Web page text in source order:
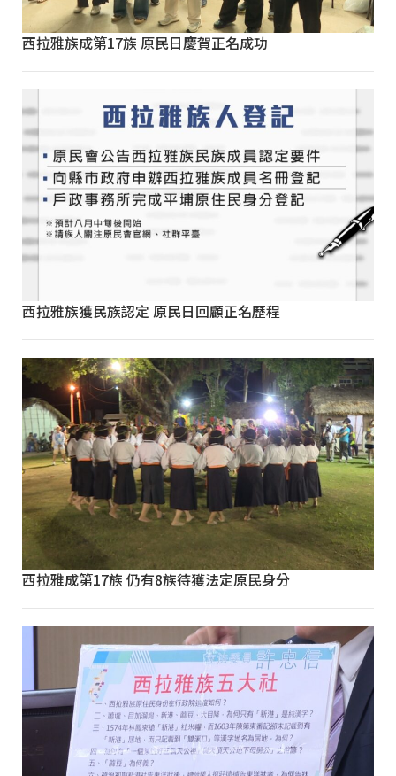
西拉雅族成第17族 原民日慶賀正名成功
西拉雅族獲民族認定 原民日回顧正名歷程
西拉雅成第17族 仍有8族待獲法定原民身分